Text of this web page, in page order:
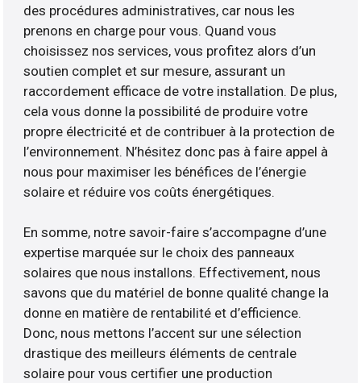
des procédures administratives, car nous les
prenons en charge pour vous. Quand vous
choisissez nos services, vous profitez alors d’un
soutien complet et sur mesure, assurant un
raccordement efficace de votre installation. De plus,
cela vous donne la possibilité de produire votre
propre électricité et de contribuer à la protection de
l’environnement. N’hésitez donc pas à faire appel à
nous pour maximiser les bénéfices de l’énergie
solaire et réduire vos coûts énergétiques.
En somme, notre savoir-faire s’accompagne d’une
expertise marquée sur le choix des panneaux
solaires que nous installons. Effectivement, nous
savons que du matériel de bonne qualité change la
donne en matière de rentabilité et d’efficience.
Donc, nous mettons l’accent sur une sélection
drastique des meilleurs éléments de centrale
solaire pour vous certifier une production